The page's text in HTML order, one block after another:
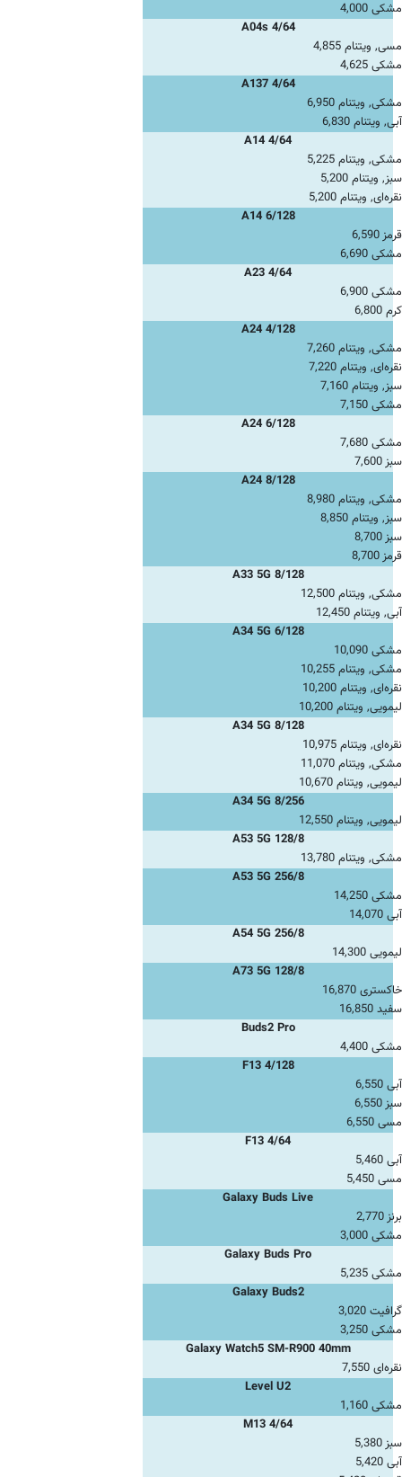
مشکی 4,000
A04s 4/64
مسی, ویتنام 4,855
مشکی 4,625
A137 4/64
مشکی, ویتنام 6,950
آبی, ویتنام 6,830
A14 4/64
مشکی, ویتنام 5,225
سبز, ویتنام 5,200
نقره‌ای, ویتنام 5,200
A14 6/128
قرمز 6,590
مشکی 6,690
A23 4/64
مشکی 6,900
کرم 6,800
A24 4/128
مشکی, ویتنام 7,260
نقره‌ای, ویتنام 7,220
سبز, ویتنام 7,160
مشکی 7,150
A24 6/128
مشکی 7,680
سبز 7,600
A24 8/128
مشکی, ویتنام 8,980
سبز, ویتنام 8,850
سبز 8,700
قرمز 8,700
A33 5G 8/128
مشکی, ویتنام 12,500
آبی, ویتنام 12,450
A34 5G 6/128
مشکی 10,090
مشکی, ویتنام 10,255
نقره‌ای, ویتنام 10,200
لیمویی, ویتنام 10,200
A34 5G 8/128
نقره‌ای, ویتنام 10,975
مشکی, ویتنام 11,070
لیمویی, ویتنام 10,670
A34 5G 8/256
لیمویی, ویتنام 12,550
A53 5G 128/8
مشکی, ویتنام 13,780
A53 5G 256/8
مشکی 14,250
آبی 14,070
A54 5G 256/8
لیمویی 14,300
A73 5G 128/8
خاکستری 16,870
سفید 16,850
Buds2 Pro
مشکی 4,400
F13 4/128
آبی 6,550
سبز 6,550
مسی 6,550
F13 4/64
آبی 5,460
مسی 5,450
Galaxy Buds Live
برنز 2,770
مشکی 3,000
Galaxy Buds Pro
مشکی 5,235
Galaxy Buds2
گرافیت 3,020
مشکی 3,250
Galaxy Watch5 SM-R900 40mm
نقره‌ای 7,550
Level U2
مشکی 1,160
M13 4/64
سبز 5,380
آبی 5,420